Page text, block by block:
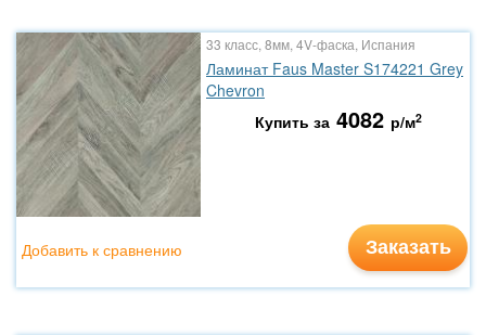
33 класс, 8мм, 4V-фаска, Испания
Ламинат Faus Master S174221 Grey
Chevron
Купить за 4082 р/м2
Заказать
Добавить к сравнению